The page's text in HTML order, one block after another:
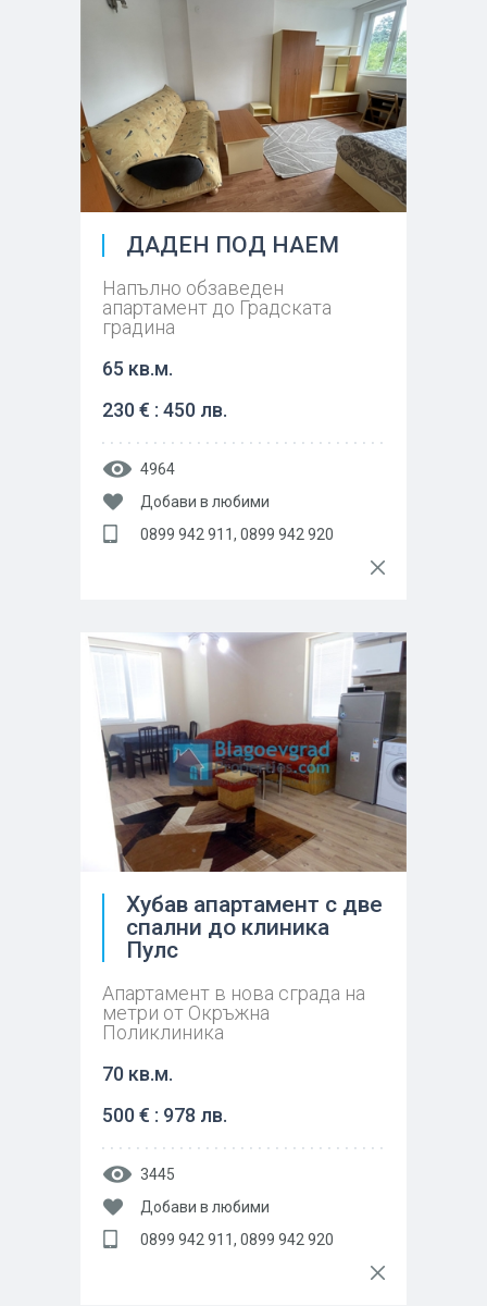
ДАДЕН ПОД НАЕМ
Напълно обзаведен
апартамент до Градската
градина
65 кв.м.
230 € : 450 лв.
4964
Добави в любими
0899 942 911, 0899 942 920
Хубав апартамент с две
спални до клиника
Пулс
Апартамент в нова сграда на
метри от Окръжна
Поликлиника
70 кв.м.
500 € : 978 лв.
3445
Добави в любими
0899 942 911, 0899 942 920